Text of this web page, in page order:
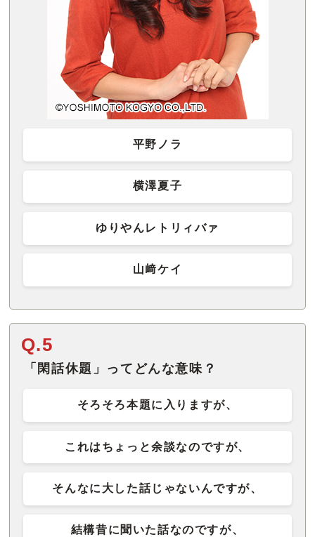
平野ノラ
横澤夏子
ゆりやんレトリィバァ
山﨑ケイ
Q.5
「閑話休題」ってどんな意味？
そろそろ本題に入りますが、
これはちょっと余談なのですが、
そんなに大した話じゃないんですが、
結構昔に聞いた話なのですが、